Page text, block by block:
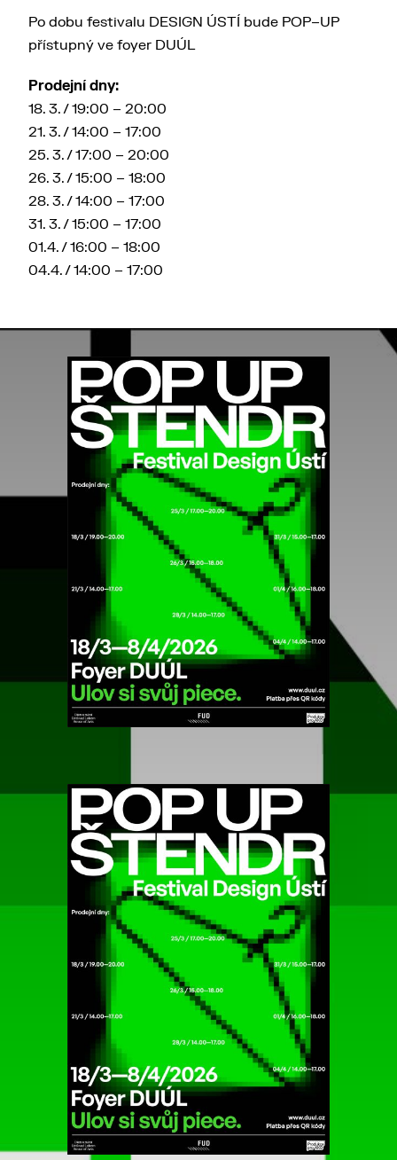
Po dobu festivalu DESIGN ÚSTÍ bude POP–UP
přístupný ve foyer DUÚL
Prodejní dny:
18. 3. / 19:00 – 20:00
21. 3. / 14:00 – 17:00
25. 3. / 17:00 – 20:00
26. 3. / 15:00 – 18:00
28. 3. / 14:00 – 17:00
31. 3. / 15:00 – 17:00
01.4. / 16:00 – 18:00
04.4. / 14:00 – 17:00